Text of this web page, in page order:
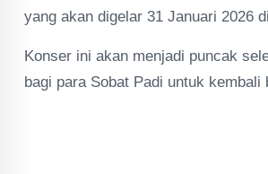
yang akan digelar 31 Januari 2026
Konser ini akan menjadi puncak
bagi para Sobat Padi untuk